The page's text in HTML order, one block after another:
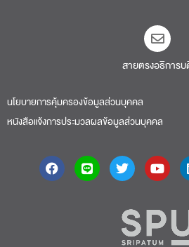
สายตรงอธิการ
นโยบายการคุ้มครองข้อมูลส่วนบุคคล
หนังสือแจ้งการประมวลผลข้อมูลส่วนบุคคล